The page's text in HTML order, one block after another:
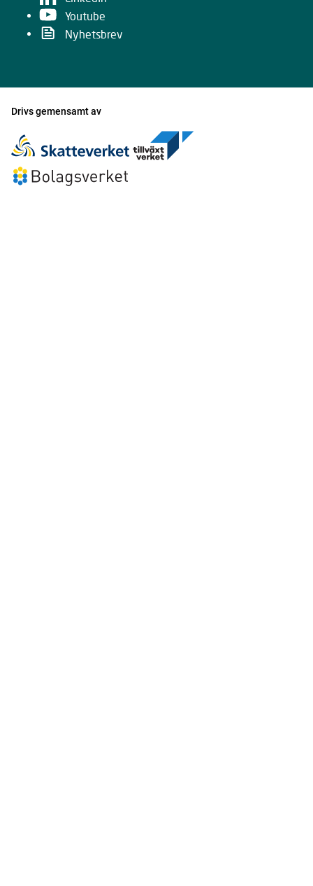
Youtube
Nyhetsbrev
Drivs gemensamt av